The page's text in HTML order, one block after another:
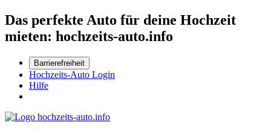
Das perfekte Auto für deine Hochzeit
mieten: hochzeits-auto.info
Barrierefreiheit
Hochzeits-Auto Login
Hilfe